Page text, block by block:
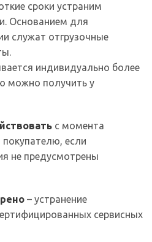
сроки устраним
Основанием для
служат отгрузочные
индивидуально более
можно получить у
с момента
если
не предусмотрены
– устранение
сервисных